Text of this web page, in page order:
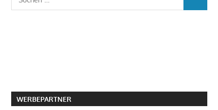
nach:
WERBEPARTNER